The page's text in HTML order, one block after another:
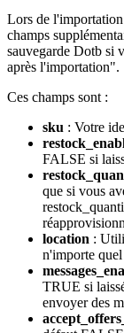
Lors de
champs
sauvegarde Dotb si
après l'importation".
Ces champs sont :
sku : Votre
FALSE si
que si vous
location :
n'importe
TRUE si
envoyer des